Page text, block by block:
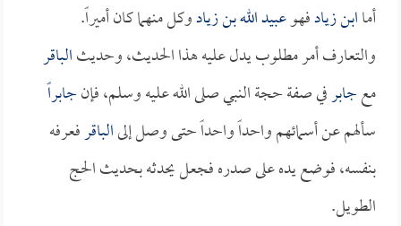
أماابن زيادفهوعبيد الله بن زيادوكل منهما كان أميراً.
والتعارف أمر مطلوب يدل عليه هذا الحديث، وحديثالباقر
معجابرفي صفة حجة النبي صلى الله عليه وسلم، فإنجابراً
سألهم عن أسمائهم واحداً واحداً حتى وصل إلىالباقرفعرفه
بنفسه، فوضع يده على صدره فجعل يحدثه بحديث الحج
الطويل.